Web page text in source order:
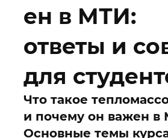
ен в МТИ:
ответы и
для
Что такое
и почему он важен в
Основные темы